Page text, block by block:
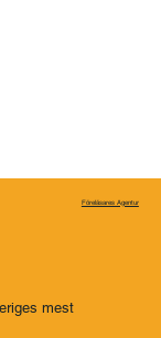
Föreläsares Agentur
mest